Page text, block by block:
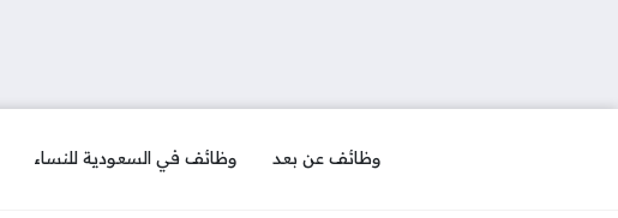
وظائف عن بعد وظائف في السعودية للنساء